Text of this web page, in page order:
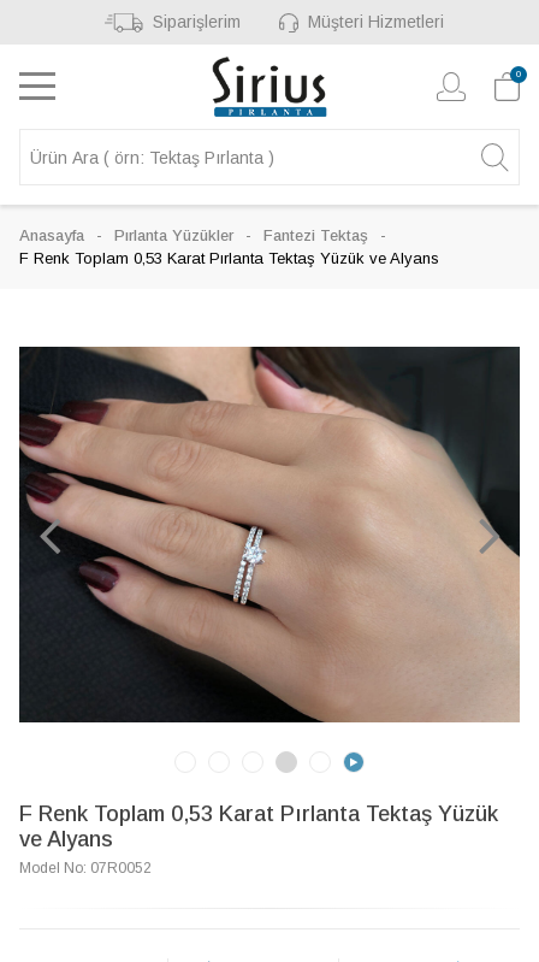
Siparişlerim Müşteri Hizmetleri
0
Anasayfa Pırlanta Yüzükler
Fantezi Tektaş
F Renk Toplam 0,53 Karat Pırlanta Tektaş Yüzük ve Alyans
F Renk Toplam 0,53 Karat Pırlanta Tektaş Yüzük
ve Alyans
Model No: 07R0052